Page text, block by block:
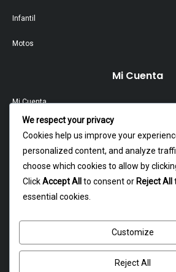
Infantil
Motos
Mi Cuenta
Mi Cuenta
Garantía Y Devoluciones
Política Y Privacidad
Dagoberto godoy 16,
We respect your privacy
Cookies help us improve your
personalized content, and analyze
choose which cookies to allow by
ClickAccept All to consent or Reject All
essential cookies.
Customize
Reject All